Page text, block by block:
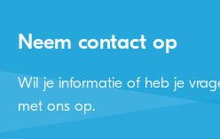
Neem contact op
Wil je informatie of heb je
met ons op.